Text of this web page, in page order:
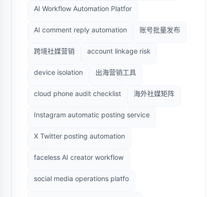
AI Workflow Automation Platfor
AI comment reply automation 账号批量发布
跨境社媒营销 account linkage risk
device isolation 出海营销工具
cloud phone audit checklist 海外社媒矩阵
Instagram automatic posting service
X Twitter posting automation
faceless AI creator workflow
social media operations platfo